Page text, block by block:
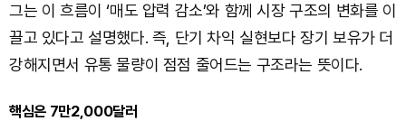
그는 이 흐름이 ‘매도 압력 감소’와 함께 시장 구조의 변화를 이
끌고 있다고 설명했다. 즉, 단기 차익 실현보다 장기 보유가 더
강해지면서 유통 물량이 점점 줄어드는 구조라는 뜻이다.
핵심은 7만2,000달러